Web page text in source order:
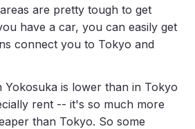
are pretty tough to get
have a car, you can easily get
connect you to Tokyo and
Yokosuka is lower than in Tokyo
rent -- it's so much more
than Tokyo. So some